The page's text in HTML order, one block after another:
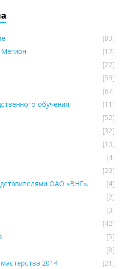
[83]
Мегион
[17]
[22]
[53]
[67]
обучения
[11]
[52]
[32]
[13]
[4]
[23]
ОАО «ВНГ».
[4]
[2]
[3]
[42]
[5]
[8]
2014
[21]